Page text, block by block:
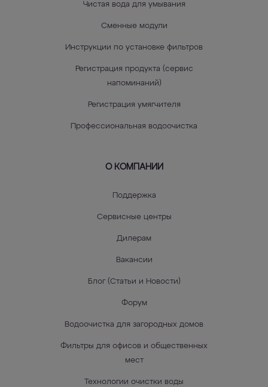
Чистая вода для умывания
Сменные модули
Инструкции по установке фильтров
Регистрация продукта (сервис
напоминаний)
Регистрация умягчителя
Профессиональная водоочистка
О КОМПАНИИ
Поддержка
Сервисные центры
Дилерам
Вакансии
Блог (Статьи и Новости)
Форум
Водоочистка для загородных домов
Фильтры для офисов и общественных
мест
Технологии очистки воды